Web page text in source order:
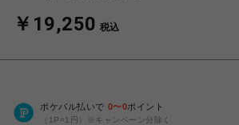
￥19,250 税込
ポケパル払いで 0〜0ポイント
（1P=1円）※キャンペーン分除く